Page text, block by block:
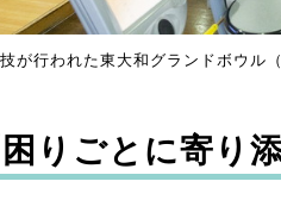
が行われた東大和グランドボウル
りごとに寄り添